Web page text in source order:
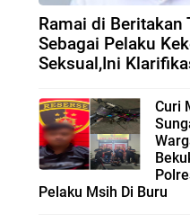
Ramai di Beritakan
Sebagai Pelaku
Seksual,Ini
Curi
Pelaku Msih Di Buru